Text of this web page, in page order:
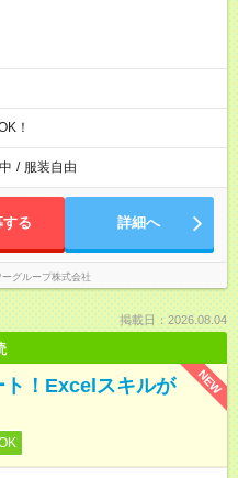
！
/ 服装自由
する 詳細へ
ーグループ株式会社
掲載日：2026.08.04
NEW
ト！Excelスキルが